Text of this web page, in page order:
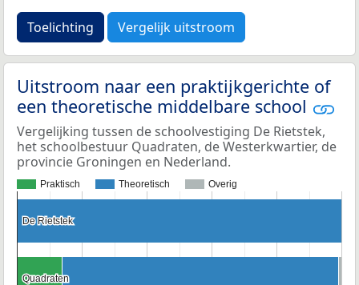
Toelichting Vergelijk uitstroom
Uitstroom naar een praktijkgerichte of
een theoretische middelbare school
Vergelijking tussen de schoolvestiging De Rietstek,
het schoolbestuur Quadraten, de Westerkwartier, de
provincie Groningen en Nederland.
Praktisch Theoretisch Overig
De Rietstek
De Rietstek
Quadraten
Quadraten